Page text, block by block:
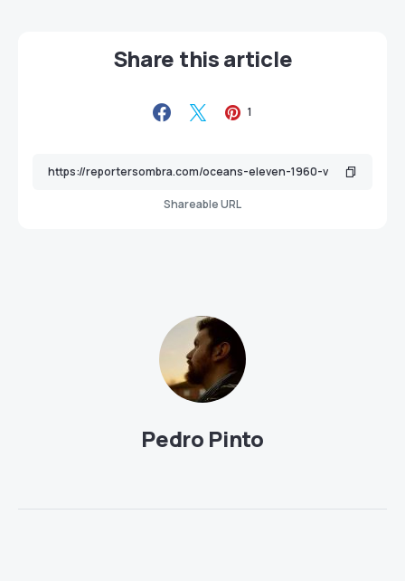
Share this article
1
Shareable URL
Pedro Pinto